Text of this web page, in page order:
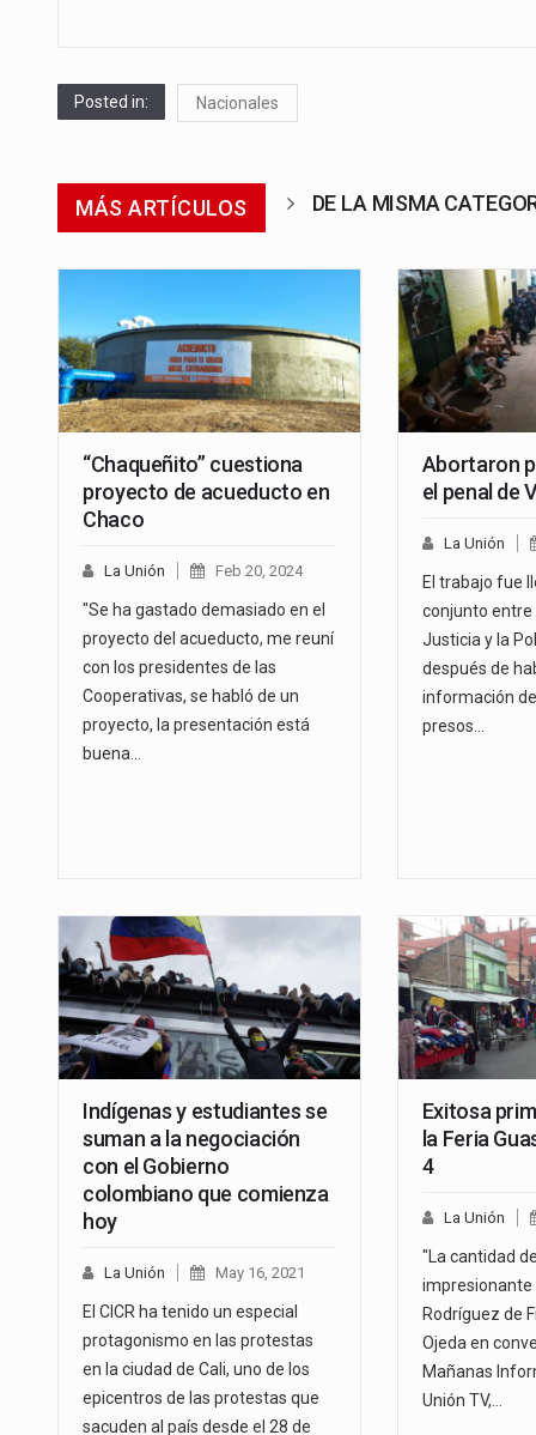
Posted in: Nacionales
MÁS ARTÍCULOS DE LA MISMA
“Chaqueñito” cuestiona
proyecto de acueducto en
Chaco
La Unión Feb 20, 2024
"Se ha gastado demasiado en el
proyecto del acueducto, me reuní
con los presidentes de las
Cooperativas, se habló de un
proyecto, la presentación está
buena…
Abortaron
el penal de
La Unión
El trabajo fue
conjunto entre
Justicia y la
después de
información
presos…
Indígenas y estudiantes se
suman a la negociación
con el Gobierno
colombiano que comienza
hoy
La Unión May 16, 2021
El CICR ha tenido un especial
protagonismo en las protestas
en la ciudad de Cali, uno de los
epicentros de las protestas que
sacuden al país desde el 28 de
Exitosa
la Feria
4
La Unión
"La cantidad
impresionante
Rodríguez de
Ojeda en
Mañanas
Unión TV,…